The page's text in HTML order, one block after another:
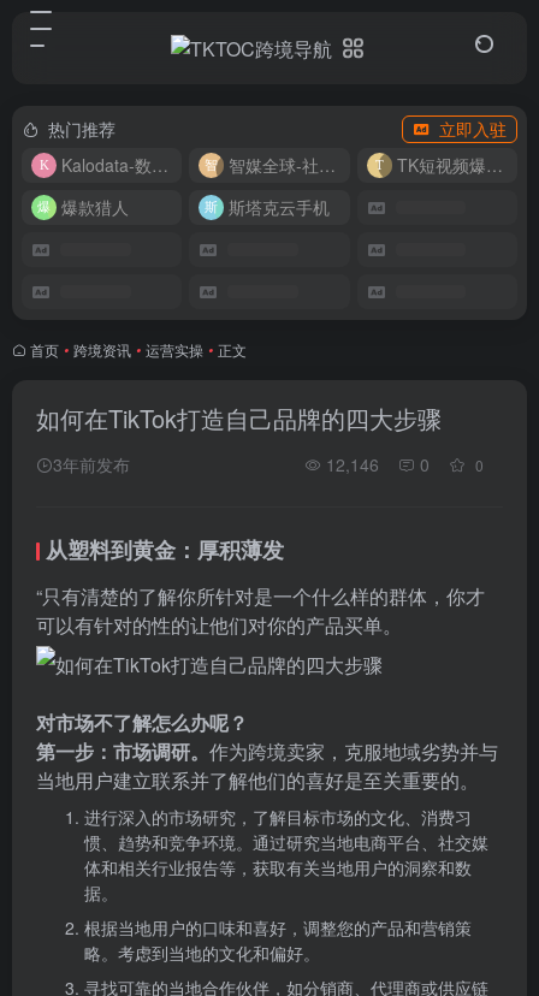
热门推荐
立即入驻
Kalodata-数据分析平台
智媒全球-社媒管理平台
TK短视频爆款复刻
爆款猎人
斯塔克云手机
首页 • 跨境资讯 • 运营实操 • 正文
如何在TikTok打造自己品牌的四大步骤
3年前发布 12,146 0 0
从塑料到黄金：厚积薄发
“只有清楚的了解你所针对是一个什么样的群体，你才
可以有针对的性的让他们对你的产品买单。
对市场不了解怎么办呢？
第一步：市场调研。 作为跨境卖家，克服地域劣势并与
当地用户建立联系并了解他们的喜好是至关重要的。
进行深入的市场研究，了解目标市场的文化、消费习
惯、趋势和竞争环境。通过研究当地电商平台、社交媒
体和相关行业报告等，获取有关当地用户的洞察和数
据。
根据当地用户的口味和喜好，调整您的产品和营销策
略。考虑到当地的文化和偏好。
寻找可靠的当地合作伙伴，如分销商、代理商或供应链